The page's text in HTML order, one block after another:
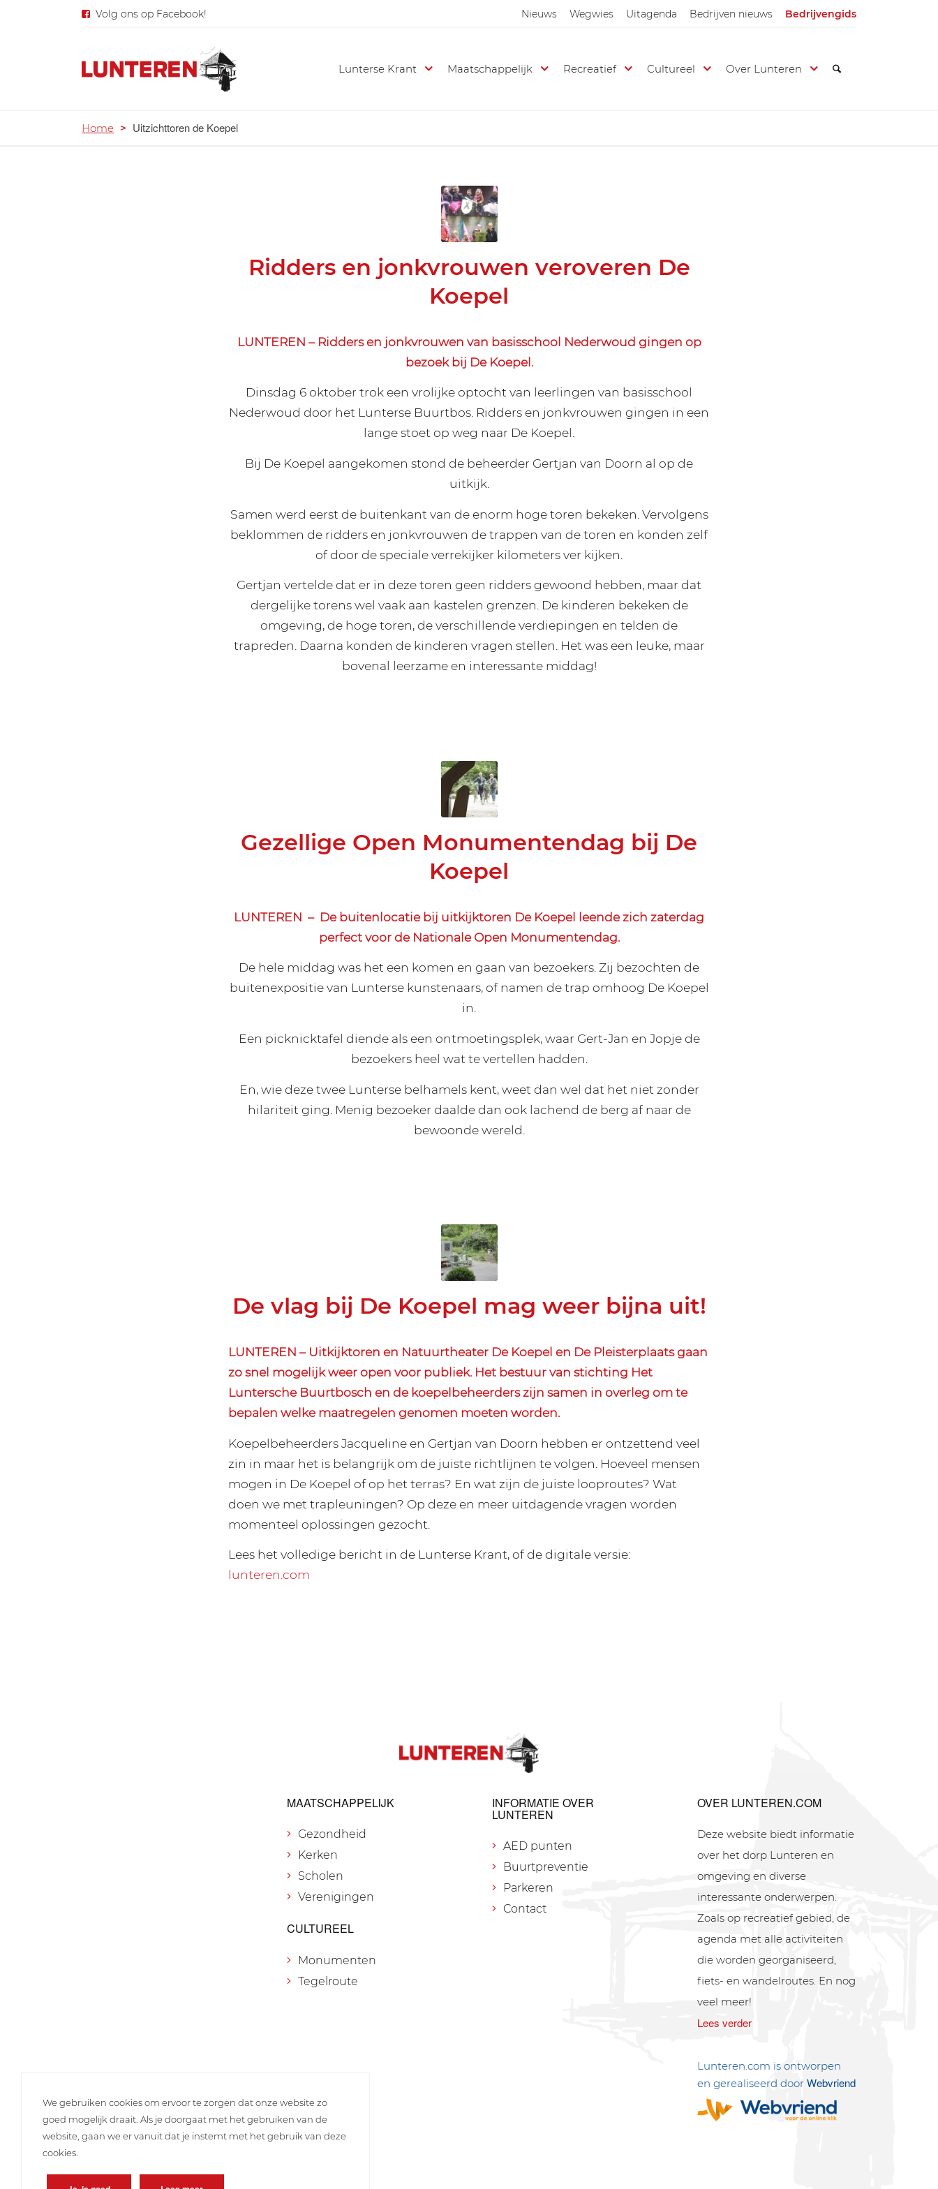
Nieuws Wegwies Uitagenda Bedrijven nieuws Bedrijvengids
Volg ons op Facebook!
Lunterse Krant Maatschappelijk Recreatief Cultureel Over Lunteren
Home > Uitzichttoren de Koepel
Ridders en jonkvrouwen veroveren De
Koepel
LUNTEREN – Ridders en jonkvrouwen van basisschool Nederwoud gingen op
bezoek bij De Koepel.
Dinsdag 6 oktober trok een vrolijke optocht van leerlingen van basisschool
Nederwoud door het Lunterse Buurtbos. Ridders en jonkvrouwen gingen in een
lange stoet op weg naar De Koepel.
Bij De Koepel aangekomen stond de beheerder Gertjan van Doorn al op de
uitkijk.
Samen werd eerst de buitenkant van de enorm hoge toren bekeken. Vervolgens
beklommen de ridders en jonkvrouwen de trappen van de toren en konden zelf
of door de speciale verrekijker kilometers ver kijken.
Gertjan vertelde dat er in deze toren geen ridders gewoond hebben, maar dat
dergelijke torens wel vaak aan kastelen grenzen. De kinderen bekeken de
omgeving, de hoge toren, de verschillende verdiepingen en telden de
trapreden. Daarna konden de kinderen vragen stellen. Het was een leuke, maar
bovenal leerzame en interessante middag!
Gezellige Open Monumentendag bij De
Koepel
LUNTEREN – De buitenlocatie bij uitkijktoren De Koepel leende zich zaterdag
perfect voor de Nationale Open Monumentendag.
De hele middag was het een komen en gaan van bezoekers. Zij bezochten de
buitenexpositie van Lunterse kunstenaars, of namen de trap omhoog De Koepel
in.
Een picknicktafel diende als een ontmoetingsplek, waar Gert-Jan en Jopje de
bezoekers heel wat te vertellen hadden.
En, wie deze twee Lunterse belhamels kent, weet dan wel dat het niet zonder
hilariteit ging. Menig bezoeker daalde dan ook lachend de berg af naar de
bewoonde wereld.
De vlag bij De Koepel mag weer bijna uit!
LUNTEREN – Uitkijktoren en Natuurtheater De Koepel en De Pleisterplaats gaan
zo snel mogelijk weer open voor publiek. Het bestuur van stichting Het
Luntersche Buurtbosch en de koepelbeheerders zijn samen in overleg om te
bepalen welke maatregelen genomen moeten worden.
Koepelbeheerders Jacqueline en Gertjan van Doorn hebben er ontzettend veel
zin in maar het is belangrijk om de juiste richtlijnen te volgen. Hoeveel mensen
mogen in De Koepel of op het terras? En wat zijn de juiste looproutes? Wat
doen we met trapleuningen? Op deze en meer uitdagende vragen worden
momenteel oplossingen gezocht.
Lees het volledige bericht in de Lunterse Krant, of de digitale versie:
lunteren.com
MAATSCHAPPELIJK
Gezondheid
Kerken
Scholen
Verenigingen
CULTUREEL
Monumenten
Tegelroute
INFORMATIE OVER
LUNTEREN
AED punten
Buurtpreventie
Parkeren
Contact
OVER LUNTEREN.COM
Deze website biedt informatie
over het dorp Lunteren en
omgeving en diverse
interessante onderwerpen.
Zoals op recreatief gebied, de
agenda met alle activiteiten
die worden georganiseerd,
fiets- en wandelroutes. En nog
veel meer!
Lees verder
Lunteren.com is ontworpen
en gerealiseerd doorWebvriend
We gebruiken cookies om ervoor te zorgen dat onze website zo
goed mogelijk draait. Als je doorgaat met het gebruiken van de
website, gaan we er vanuit dat je instemt met het gebruik van deze
cookies.